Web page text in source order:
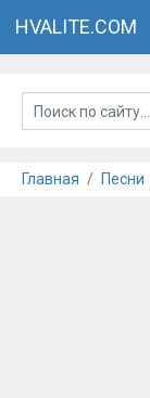
HVALITE.COM
Главная Песни